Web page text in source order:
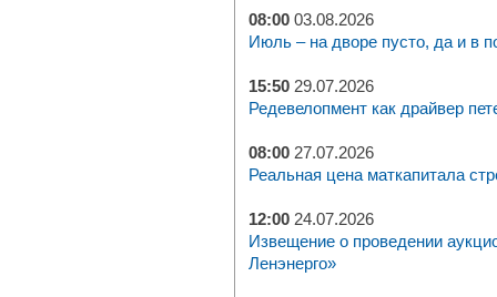
08:00 03.08.2026
Июль – на дворе пусто, да и в
15:50 29.07.2026
Редевелопмент как драйвер
08:00 27.07.2026
Реальная цена маткапитала
12:00 24.07.2026
Извещение о проведении
Ленэнерго»